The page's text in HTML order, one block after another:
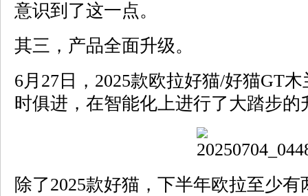
意识到了这一点。
其三，产品全面升级。
6月27日，2025款欧拉好猫/好猫GT
时俱进，在智能化上进行了大踏步的
除了2025款好猫，下半年欧拉至少